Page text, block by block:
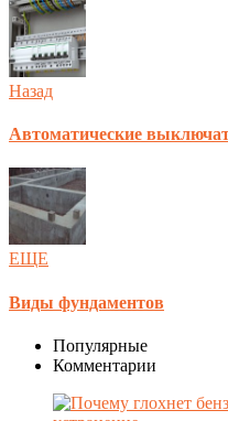
Назад
Автоматические
ЕЩЕ
Виды фундаментов
Популярные
Комментарии